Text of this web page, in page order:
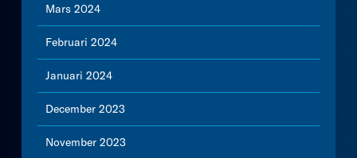
Mars 2024
Februari 2024
Januari 2024
December 2023
November 2023